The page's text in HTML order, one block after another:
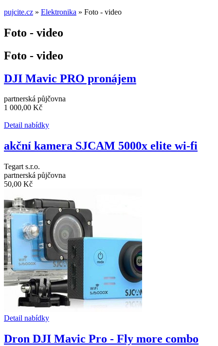
pujcite.cz » Elektronika » Foto - video
Foto - video
Foto - video
DJI Mavic PRO pronájem
partnerská půjčovna
1 000,00 Kč
Detail nabídky
akční kamera SJCAM 5000x elite wi-fi
Tegart s.r.o.
partnerská půjčovna
50,00 Kč
Detail nabídky
Dron DJI Mavic Pro - Fly more combo